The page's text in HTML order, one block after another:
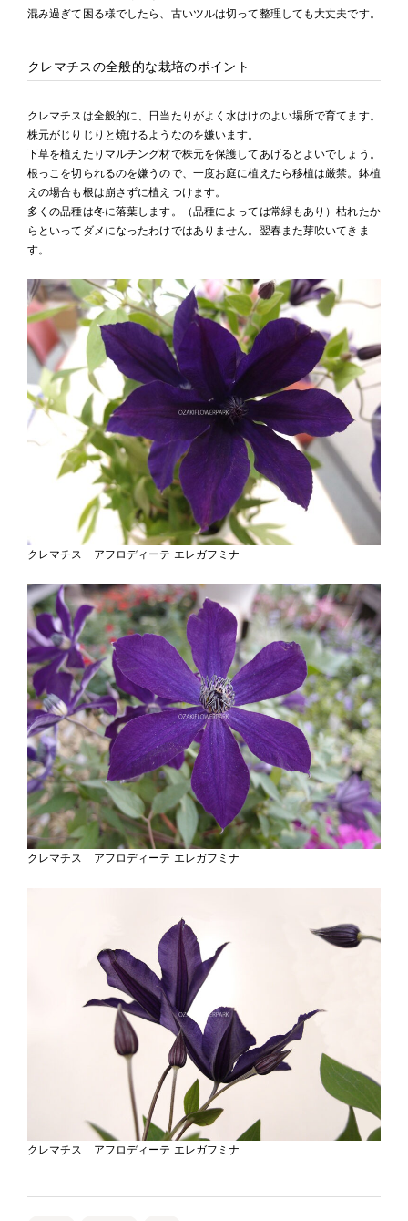
混み過ぎて困る様でしたら、古いツルは切って整理しても大丈夫です。
クレマチスの全般的な栽培のポイント
クレマチスは全般的に、日当たりがよく水はけのよい場所で育てます。
株元がじりじりと焼けるようなのを嫌います。
下草を植えたりマルチング材で株元を保護してあげるとよいでしょう。
根っこを切られるのを嫌うので、一度お庭に植えたら移植は厳禁。鉢植
えの場合も根は崩さずに植えつけます。
多くの品種は冬に落葉します。（品種によっては常緑もあり）枯れたか
らといってダメになったわけではありません。翌春また芽吹いてきま
す。
クレマチス アフロディーテ エレガフミナ
クレマチス アフロディーテ エレガフミナ
クレマチス アフロディーテ エレガフミナ